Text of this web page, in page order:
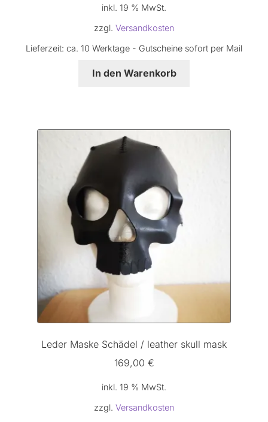
inkl. 19 % MwSt.
zzgl. Versandkosten
Lieferzeit: ca. 10 Werktage - Gutscheine sofort per Mail
In den Warenkorb
Leder Maske Schädel / leather skull mask
169,00 €
inkl. 19 % MwSt.
zzgl. Versandkosten